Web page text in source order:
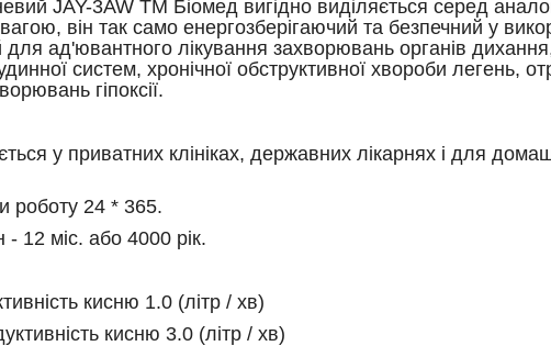
JAY-3AW ТМ Біомед вигідно виділяється серед
він так само енергозберігаючий та безпечний у
для ад'ювантного лікування захворювань органів
систем, хронічної обструктивної хвороби легень,
гіпоксії.
у приватних клініках, державних лікарнях і для
роботу 24 * 365.
- 12 міс. або 4000 рік.
кисню 1.0 (літр / хв)
кисню 3.0 (літр / хв)